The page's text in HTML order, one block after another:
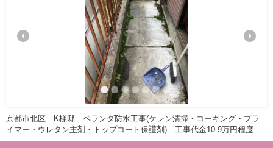
京都市北区 K様邸 ベランダ防水工事(ケレン清掃・コーキング・プラ
イマー・ウレタン主剤・トップコート保護剤) 工事代金10.9万円程度